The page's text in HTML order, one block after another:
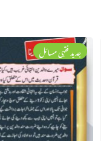
جدید فقہی مسائل